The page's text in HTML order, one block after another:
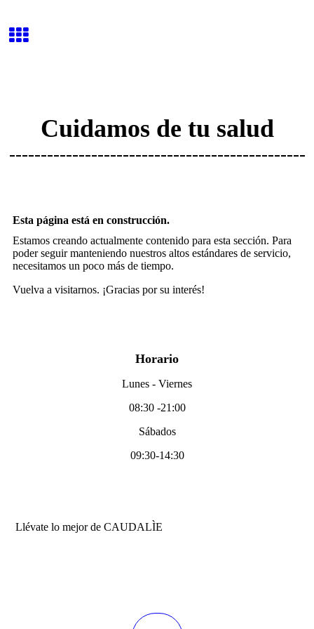
Cuidamos de tu salud
-----------------------------------------------
Esta página está en construcción.
Estamos creando actualmente contenido para esta sección. Para
poder seguir manteniendo nuestros altos estándares de servicio,
necesitamos un poco más de tiempo.
Vuelva a visitarnos. ¡Gracias por su interés!
Horario
Lunes - Viernes
08:30 -21:00
Sábados
09:30-14:30
Llévate lo mejor de CAUDALÌE